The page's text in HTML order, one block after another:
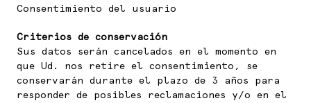
Consentimiento del usuario
Criterios de conservación
Sus datos serán cancelados en el momento en
que Ud. nos retire el consentimiento, se
conservarán durante el plazo de 3 años para
responder de posibles reclamaciones y/o en el